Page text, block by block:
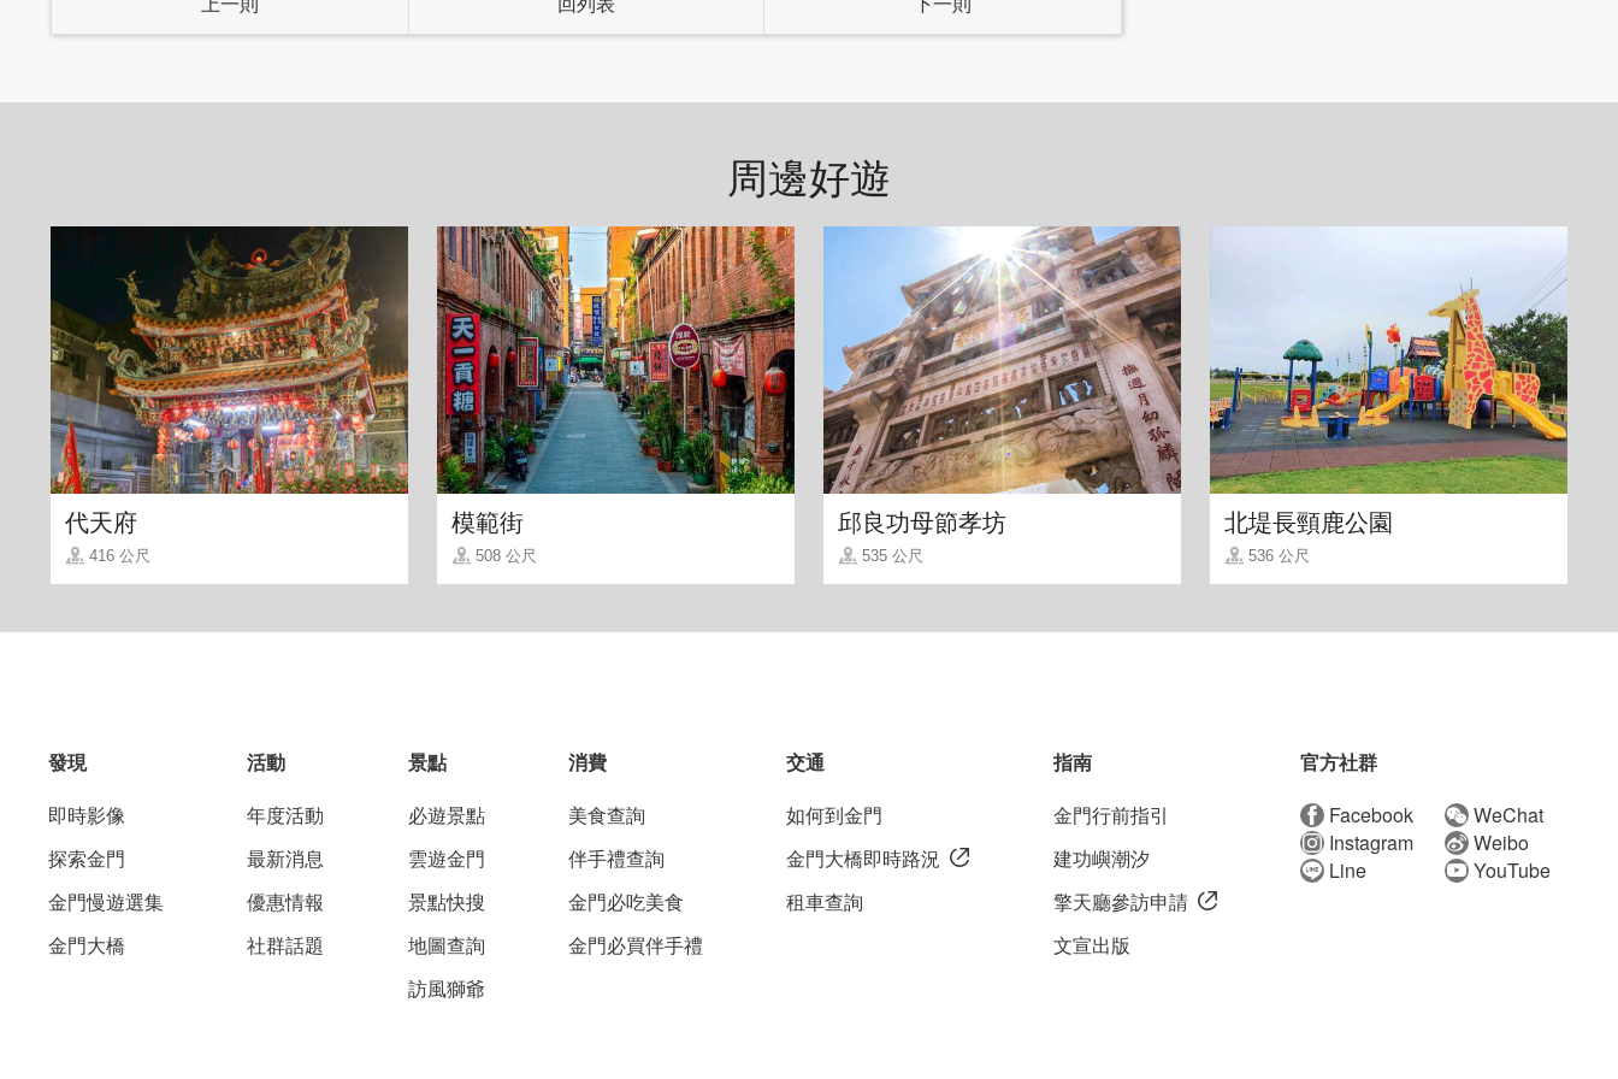
「黑人手作油飯」的招牌自然是古早味油飯，米粒分明、軟糯不黏，口感紮實彈牙，單吃就讓人
欲罷不能。說到油飯肯定會想到「彌月禮」，平時就是人氣菜色的古早味雞腿油飯，做成禮盒美
觀又好吃，尤其是以雞腿油飯做成的彌月禮盒，更是成為親朋好友間的首選伴手禮！此外，店家
更貼心提供抓周道具和服裝租借服務，並附上儀式流程懶人包，讓家長輕鬆在家辦抓周。
周邊好遊
代天府
416 公尺
模範街
508 公尺
邱良功母節孝坊
535 公尺
北堤長頸鹿公園
536 公尺
發現
即時影像
探索金門
金門慢遊選集
金門大橋
活動
年度活動
最新消息
優惠情報
社群話題
景點
必遊景點
雲遊金門
景點快搜
地圖查詢
訪風獅爺
消費
美食查詢
伴手禮查詢
金門必吃美食
金門必買伴手禮
交通
如何到金門
金門大橋即時路況
租車查詢
指南
金門行前指引
建功嶼潮汐
擎天廳參訪申請
文宣出版
官方社群
Facebook
WeChat
Instagram
Weibo
Line
YouTube